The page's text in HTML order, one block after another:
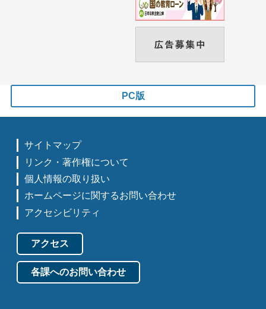
PC版
サイトマップ
リンク・著作権について
個人情報の取り扱い
ホームページに関するお問い合わせ
アクセシビリティ
アクセス
各課へのお問い合わせ